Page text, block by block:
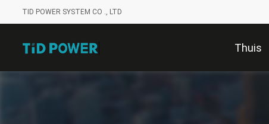
TID POWER SYSTEM CO ., LTD
Thuis